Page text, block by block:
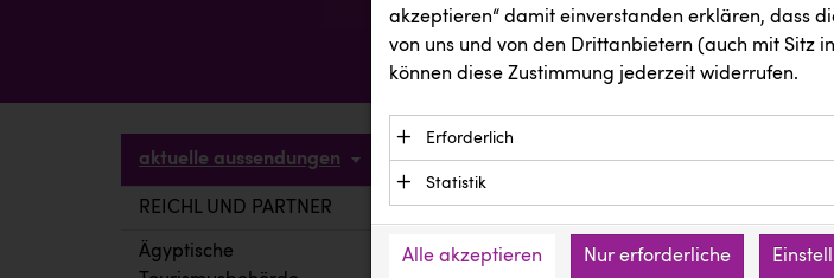
aktuelle aussendungen
REICHL UND PARTNER
Ägyptische
akzeptieren“ damit ein­ver­standen erklären, dass
von uns und von den Drittanbietern (auch mit Sitz
können diese Zustimmung jederzeit widerrufen.
Erforderlich
Essenzielle Cookies ermöglichen grundlegende
Funktion der Website erforderlich. Diese
Daten und werden an keine Dritten übermittelt.
Anbieter: Eigentümer der Website (Erstanbieter)
Statistik
verstehen, wie unsere Besucher unsere Website
Alle akzeptieren Nur erforderliche